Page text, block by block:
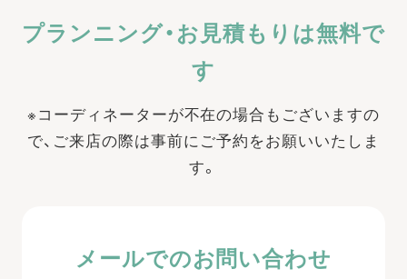
プランニング・お見積もりは無料で
す
※コーディネーターが不在の場合もございますの
で、ご来店の際は事前にご予約をお願いいたしま
す。
メールでのお問い合わせ